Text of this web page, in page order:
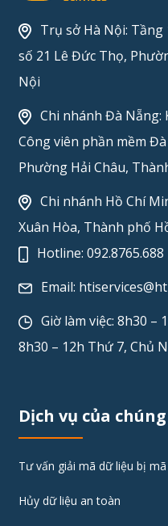
Trụ sở Hà Nội: Tầng
số 21 Lê Đức Thọ,
Nội
Chi nhánh Đà Nẵng:
Công viên phần mềm
Phường Hải Châu,
Chi nhánh Hồ Chí
Xuân Hòa, Thành phố
Hotline:092.8765.688
Email:
Giờ làm việc: 8h30
8h30 – 12h Thứ 7, Chủ
Dịch vụ của
Tư vấn giải mã dữ liệu bị
Hủy dữ liệu an toàn